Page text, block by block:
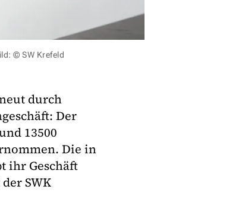
© SW Krefeld
durch
Der
13500
Die in
ihr Geschäft
SWK